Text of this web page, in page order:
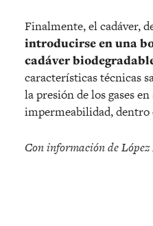
Finalmente, el cadáver,
introducirse en una
cadáver
características técnicas
la presión de los gases
impermeabilidad,
Con información de